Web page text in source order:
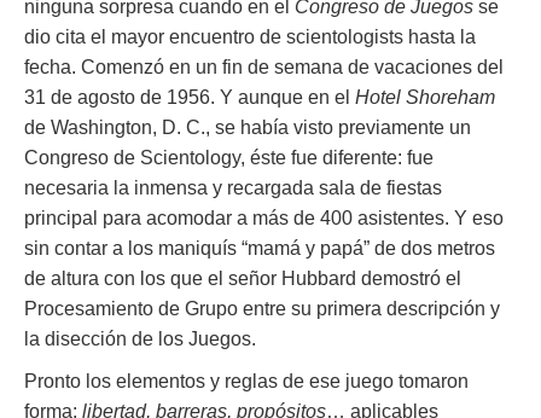
ninguna sorpresa cuando en el Congreso de Juegos se
dio cita el mayor encuentro de scientologists hasta la
fecha. Comenzó en un fin de semana de vacaciones del
31 de agosto de 1956. Y aunque en el Hotel Shoreham
de Washington, D. C., se había visto previamente un
Congreso de Scientology, éste fue diferente: fue
necesaria la inmensa y recargada sala de fiestas
principal para acomodar a más de 400 asistentes. Y eso
sin contar a los maniquís “mamá y papá” de dos metros
de altura con los que el señor Hubbard demostró el
Procesamiento de Grupo entre su primera descripción y
la disección de los Juegos.
Pronto los elementos y reglas de ese juego tomaron
forma: libertad, barreras, propósitos… aplicables